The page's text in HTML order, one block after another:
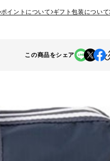
ポイントについて ギフト包装について
この商品をシェア